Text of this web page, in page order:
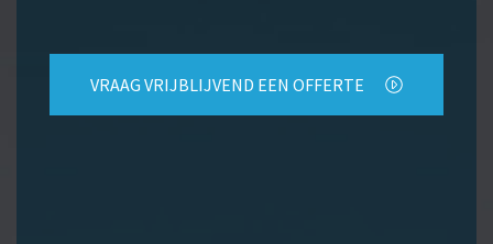
VRAAG VRIJBLIJVEND EEN OFFERTE